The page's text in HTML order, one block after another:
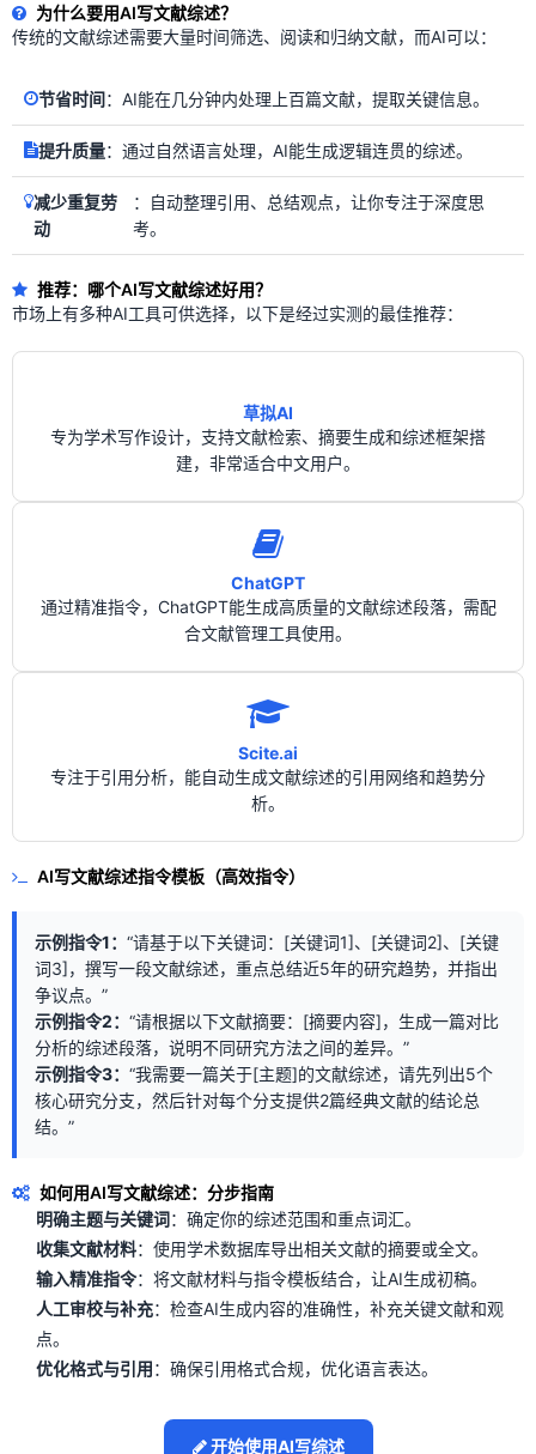
为什么要用AI写文献综述？
传统的文献综述需要大量时间筛选、阅读和归纳文献，而AI可以：
节省时间：AI能在几分钟内处理上百篇文献，提取关键信息。
提升质量：通过自然语言处理，AI能生成逻辑连贯的综述。
减少重复劳
动
：自动整理引用、总结观点，让你专注于深度思
考。
推荐：哪个AI写文献综述好用？
市场上有多种AI工具可供选择，以下是经过实测的最佳推荐：
草拟AI
专为学术写作设计，支持文献检索、摘要生成和综述框架搭
建，非常适合中文用户。
ChatGPT
通过精准指令，ChatGPT能生成高质量的文献综述段落，需配
合文献管理工具使用。
Scite.ai
专注于引用分析，能自动生成文献综述的引用网络和趋势分
析。
AI写文献综述指令模板（高效指令）
示例指令1： “请基于以下关键词：[关键词1]、[关键词2]、[关键
词3]，撰写一段文献综述，重点总结近5年的研究趋势，并指出
争议点。”
示例指令2： “请根据以下文献摘要：[摘要内容]，生成一篇对比
分析的综述段落，说明不同研究方法之间的差异。”
示例指令3： “我需要一篇关于[主题]的文献综述，请先列出5个
核心研究分支，然后针对每个分支提供2篇经典文献的结论总
结。”
如何用AI写文献综述：分步指南
明确主题与关键词：确定你的综述范围和重点词汇。
收集文献材料：使用学术数据库导出相关文献的摘要或全文。
输入精准指令：将文献材料与指令模板结合，让AI生成初稿。
人工审校与补充：检查AI生成内容的准确性，补充关键文献和观
点。
优化格式与引用：确保引用格式合规，优化语言表达。
开始使用AI写综述